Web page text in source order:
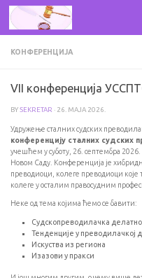
Skip to content
КОНФЕРЕНЦИЈА
VII конференција
BYSEKRETAR · 26. МАЈА 2026.
Удружење сталних судских
конференцију сталних судских
учешћем у суботу, 26. септембра
Новом Саду. Конференција је
преводиоци, колеге преводиоци које
колеге у осталим правосудним
Неке од тема којима ћемо се бавити:
Судскопреводилачка
Тенденције у преводилачкој
Искуства из региона
Изазови у пракси